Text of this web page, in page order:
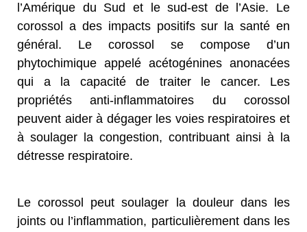
l’Amérique du Sud et le sud-est de l’Asie. Le
corossol a des impacts positifs sur la santé en
général. Le corossol se compose d’un
phytochimique appelé acétogénines anonacées
qui a la capacité de traiter le cancer. Les
propriétés anti-inflammatoires du corossol
peuvent aider à dégager les voies respiratoires et
à soulager la congestion, contribuant ainsi à la
détresse respiratoire.
Le corossol peut soulager la douleur dans les
joints ou l’inflammation, particulièrement dans les